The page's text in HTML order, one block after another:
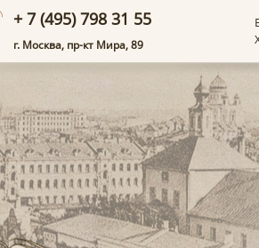
+ 7 (495) 798 31 55
г. Москва, пр-кт Мира, 89